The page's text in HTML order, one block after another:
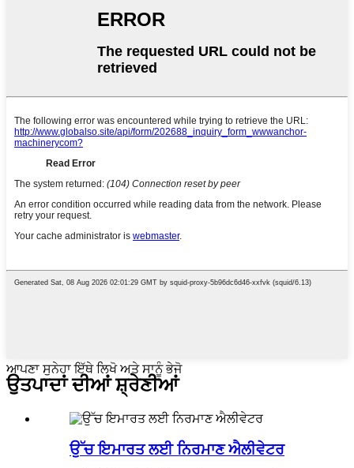
ਆਪਣਾ ਸੁਨੇਹਾ ਇੱਥੇ ਲਿਖੋ ਅਤੇ ਸਾਨੂੰ ਭੇਜੋ
ਉਤਪਾਦਾਂ ਦੀਆਂ ਸ਼੍ਰੇਣੀਆਂ
ਉੱਚ ਇਮਾਰਤ ਲਈ ਨਿਰਮਾਣ ਐਲੀਵੇਟਰ